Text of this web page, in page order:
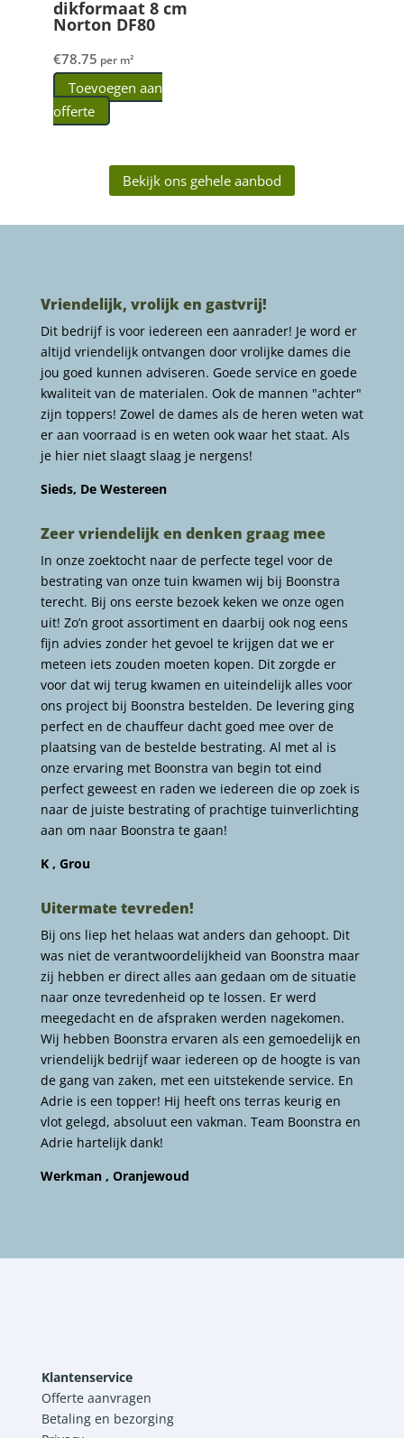
dikformaat 8 cm
Norton DF80
€78.75 per m²
Toevoegen aan
offerte
Bekijk ons gehele aanbod
Vriendelijk, vrolijk en gastvrij!
Dit bedrijf is voor iedereen een aanrader! Je word er
altijd vriendelijk ontvangen door vrolijke dames die
jou goed kunnen adviseren. Goede service en goede
kwaliteit van de materialen. Ook de mannen "achter"
zijn toppers! Zowel de dames als de heren weten wat
er aan voorraad is en weten ook waar het staat. Als
je hier niet slaagt slaag je nergens!
Sieds, De Westereen
Zeer vriendelijk en denken graag mee
In onze zoektocht naar de perfecte tegel voor de
bestrating van onze tuin kwamen wij bij Boonstra
terecht. Bij ons eerste bezoek keken we onze ogen
uit! Zo’n groot assortiment en daarbij ook nog eens
fijn advies zonder het gevoel te krijgen dat we er
meteen iets zouden moeten kopen. Dit zorgde er
voor dat wij terug kwamen en uiteindelijk alles voor
ons project bij Boonstra bestelden. De levering ging
perfect en de chauffeur dacht goed mee over de
plaatsing van de bestelde bestrating. Al met al is
onze ervaring met Boonstra van begin tot eind
perfect geweest en raden we iedereen die op zoek is
naar de juiste bestrating of prachtige tuinverlichting
aan om naar Boonstra te gaan!
K , Grou
Uitermate tevreden!
Bij ons liep het helaas wat anders dan gehoopt. Dit
was niet de verantwoordelijkheid van Boonstra maar
zij hebben er direct alles aan gedaan om de situatie
naar onze tevredenheid op te lossen. Er werd
meegedacht en de afspraken werden nagekomen.
Wij hebben Boonstra ervaren als een gemoedelijk en
vriendelijk bedrijf waar iedereen op de hoogte is van
de gang van zaken, met een uitstekende service. En
Adrie is een topper! Hij heeft ons terras keurig en
vlot gelegd, absoluut een vakman. Team Boonstra en
Adrie hartelijk dank!
Werkman , Oranjewoud
Klantenservice
Offerte aanvragen
Betaling en bezorging